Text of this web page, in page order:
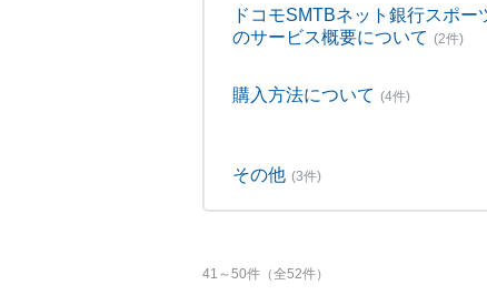
ドコモSMTBネット銀行スポー
のサービス概要について (2件)
購入方法について (4件)
その他 (3件)
41 ～50件（全52件）